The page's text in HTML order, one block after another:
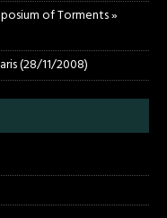
of Torments »
(28/11/2008)